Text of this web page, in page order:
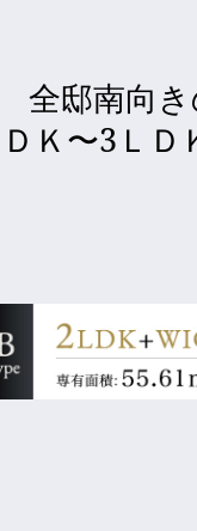
全邸南向き
Ｋ〜3ＬＤ